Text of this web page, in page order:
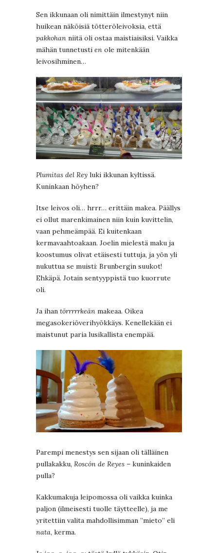
Sen ikkunaan oli nimittäin ilmestynyt niin
huikean näköisiä tötteröleivoksia, että
pakkohan niitä oli ostaa maistiaisiksi. Vaikka
mähän tunnetusti en ole mitenkään
leivosihminen…
Plumitas del Rey luki ikkunan kyltissä.
Kuninkaan höyhen?
Itse leivos oli… hrrr… erittäin makea. Päällys
ei ollut marenkimainen niin kuin kuvittelin,
vaan pehmeämpää. Ei kuitenkaan
kermavaahtoakaan. Joelin mielestä maku ja
koostumus olivat etäisesti tuttuja, ja yön yli
nukuttua se muisti: Brunbergin suukot!
Ehkäpä. Jotain sentyyppistä tuo kuorrute
oli.
Ja ihan törrrrrkeän makeaa. Oikea
megasokeriöverihyökkäys. Kenellekään ei
maistunut paria lusikallista enempää.
Parempi menestys sen sijaan oli tälläinen
pullakakku, Roscón de Reyes – kuninkaiden
pulla?
Kakkumakuja leipomossa oli vaikka kuinka
paljon (ilmeisesti tuolle täytteelle), ja me
yritettiin valita mahdollisimman ”mieto” eli
nata, kerma.